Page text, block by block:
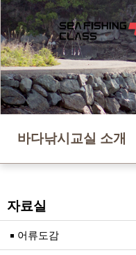
바다낚시교실 소개
자료실
어류도감